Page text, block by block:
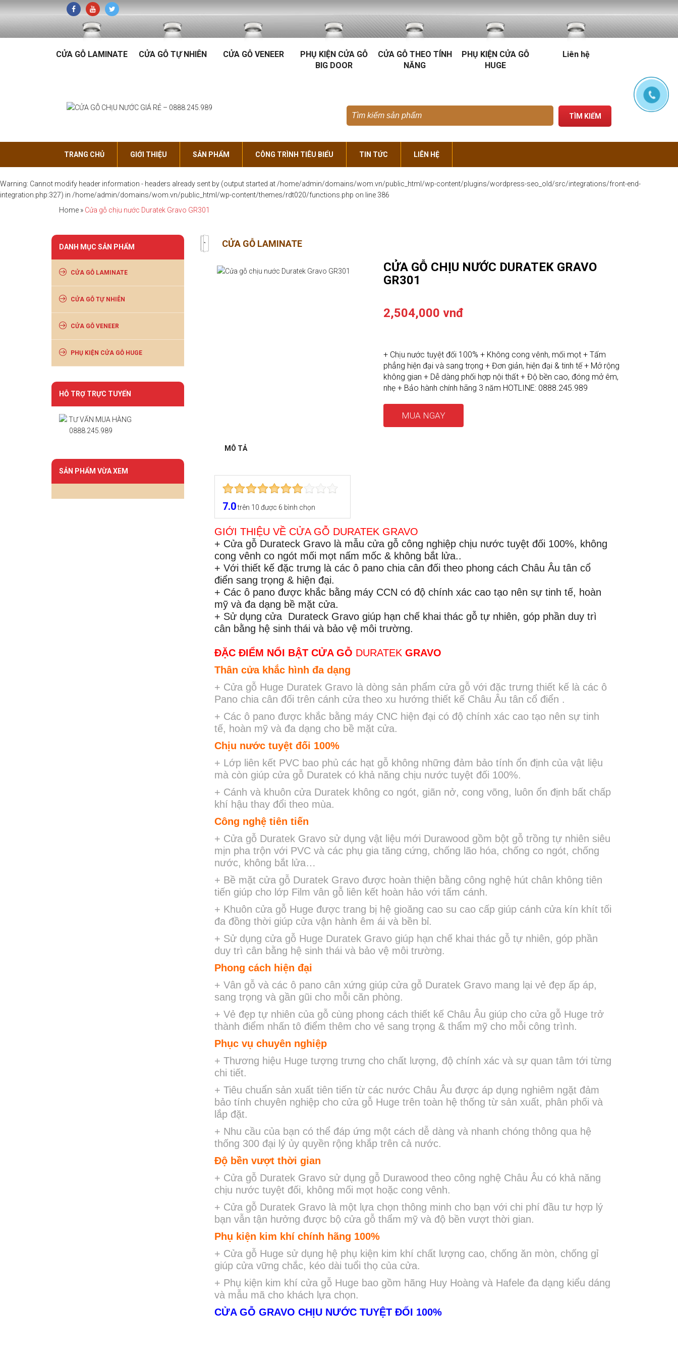
CỬA GỖ LAMINATE CỬA GỖ TỰ NHIÊN CỬA GỖ VENEER
PHỤ KIỆN CỬA GỖ
BIG DOOR
CỬA GỖ THEO TÍNH
NĂNG
PHỤ KIỆN CỬA GỖ
HUGE
Liên hệ
TRANG CHỦ GIỚI THIỆU SẢN PHẨM CÔNG TRÌNH TIÊU BIỂU TIN TỨC LIÊN HỆ
Warning: Cannot modify header information - headers already sent by (output started at /home/admin/domains/wom.vn/public_html/wp-content/plugins/wordpress-seo_old/src/integrations/front-end-
integration.php:327) in /home/admin/domains/wom.vn/public_html/wp-content/themes/rdt020/functions.php on line 386
Home » Cửa gỗ chịu nước Duratek Gravo GR301
CỬA GỖ LAMINATE
CỬA GỖ CHỊU NƯỚC DURATEK GRAVO
GR301
2,504,000 vnđ
+ Chịu nước tuyệt đối 100% + Không cong vênh, mối mọt + Tấm
phẳng hiện đại và sang trọng + Đơn giản, hiện đại & tinh tế + Mở rộng
không gian + Dễ dàng phối hợp nội thất + Độ bền cao, đóng mở êm,
nhẹ + Bảo hành chính hãng 3 năm HOTLINE: 0888.245.989
MUA NGAY
MÔ TẢ
7.0trên 10 được 6 bình chọn
GIỚI THIỆU VỀ CỬA GỖ DURATEK GRAVO
+ Cửa gỗ Durateck Gravo là mẫu cửa gỗ công nghiệp chịu nước tuyệt đối 100%, không
cong vênh co ngót mối mọt nấm mốc & không bắt lửa..
+ Với thiết kế đặc trưng là các ô pano chia cân đối theo phong cách Châu Âu tân cổ
điển sang trọng & hiện đại.
+ Các ô pano được khắc bằng máy CCN có độ chính xác cao tạo nên sự tinh tế, hoàn
mỹ và đa dạng bề mặt cửa.
+ Sử dụng cửa Durateck Gravo giúp hạn chế khai thác gỗ tự nhiên, góp phần duy trì
cân bằng hệ sinh thái và bảo vệ môi trường.
ĐẶC ĐIỂM NỔI BẬT CỬA GỖ DURATEK GRAVO
Thân cửa khắc hình đa dạng
+ Cửa gỗ Huge Duratek Gravo là dòng sản phẩm cửa gỗ với đặc trưng thiết kế là các ô
Pano chia cân đối trên cánh cửa theo xu hướng thiết kế Châu Âu tân cổ điển .
+ Các ô pano được khắc bằng máy CNC hiện đại có độ chính xác cao tạo nên sự tinh
tế, hoàn mỹ và đa dạng cho bề mặt cửa.
Chịu nước tuyệt đối 100%
+ Lớp liên kết PVC bao phủ các hạt gỗ không những đảm bảo tính ổn định của vật liệu
mà còn giúp cửa gỗ Duratek có khả năng chịu nước tuyệt đối 100%.
+ Cánh và khuôn cửa Duratek không co ngót, giãn nở, cong võng, luôn ổn định bất chấp
khí hậu thay đổi theo mùa. ​
Công nghệ tiên tiến
+ Cửa gỗ Duratek Gravo sử dụng vật liệu mới Durawood gồm bột gỗ trồng tự nhiên siêu
mịn pha trộn với PVC và các phụ gia tăng cứng, chống lão hóa, chống co ngót, chống
nước, không bắt lửa…
+ Bề mặt cửa gỗ Duratek Gravo được hoàn thiện bằng công nghệ hút chân không tiên
tiến giúp cho lớp Film vân gỗ liên kết hoàn hảo với tấm cánh.
+ Khuôn cửa gỗ Huge được trang bị hệ gioăng cao su cao cấp giúp cánh cửa kín khít tối
đa đồng thời giúp cửa vận hành êm ái và bền bỉ.
+ Sử dụng cửa gỗ Huge Duratek Gravo giúp hạn chế khai thác gỗ tự nhiên, góp phần
duy trì cân bằng hệ sinh thái và bảo vệ môi trường.
Phong cách hiện đại
+ Vân gỗ và các ô pano cân xứng giúp cửa gỗ Duratek Gravo mang lại vẻ đẹp ấp áp,
sang trọng và gần gũi cho mỗi căn phòng.
+ Vẻ đẹp tự nhiên của gỗ cùng phong cách thiết kế Châu Âu giúp cho cửa gỗ Huge trở
thành điểm nhấn tô điểm thêm cho vẻ sang trọng & thẩm mỹ cho mỗi công trình.
Phục vụ chuyên nghiệp
+ Thương hiệu Huge tượng trưng cho chất lượng, độ chính xác và sự quan tâm tới từng
chi tiết.
+ Tiêu chuẩn sản xuất tiên tiến từ các nước Châu Âu được áp dụng nghiêm ngặt đảm
bảo tính chuyên nghiệp cho cửa gỗ Huge trên toàn hệ thống từ sản xuất, phân phối và
lắp đặt.
+ Nhu cầu của bạn có thể đáp ứng một cách dễ dàng và nhanh chóng thông qua hệ
thống 300 đại lý ủy quyền rộng khắp trên cả nước.
Độ bền vượt thời gian
+ Cửa gỗ Duratek Gravo sử dụng gỗ Durawood theo công nghệ Châu Âu có khả năng
chịu nước tuyệt đối, không mối mọt hoặc cong vênh.
+ Cửa gỗ Duratek Gravo là một lựa chọn thông minh cho bạn với chi phí đầu tư hợp lý
bạn vẫn tận hưởng được bộ cửa gỗ thẩm mỹ và độ bền vượt thời gian.
Phụ kiện kim khí chính hãng 100%
+ Cửa gỗ Huge sử dụng hệ phụ kiện kim khí chất lượng cao, chống ăn mòn, chống gỉ
giúp cửa vững chắc, kéo dài tuổi thọ của cửa.
+ Phụ kiện kim khí cửa gỗ Huge bao gồm hãng Huy Hoàng và Hafele đa dạng kiểu dáng
và mẫu mã cho khách lựa chọn.
CỬA GỖ GRAVO CHỊU NƯỚC TUYỆT ĐỐI 100%
DANH MỤC SẢN PHẨM
CỬA GỖ LAMINATE
CỬA GỖ TỰ NHIÊN
CỬA GỖ VENEER
PHỤ KIỆN CỬA GỖ HUGE
HỖ TRỢ TRỰC TUYẾN
TƯ VẤN MUA HÀNG
0888.245.989
SẢN PHẨM VỪA XEM